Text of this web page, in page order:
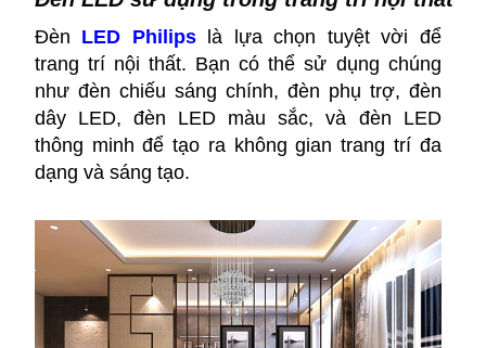
Đèn LED Philips là lựa chọn tuyệt vời để
trang trí nội thất. Bạn có thể sử dụng chúng
như đèn chiếu sáng chính, đèn phụ trợ, đèn
dây LED, đèn LED màu sắc, và đèn LED
thông minh để tạo ra không gian trang trí đa
dạng và sáng tạo.